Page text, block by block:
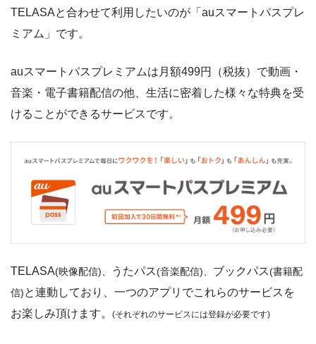
他の配信動画サービスではプラン内に入っていなかった
過去のドラマ作品を視聴することができた
TELASAと合わせて利用したいのが「auスマートパスプレ
ミアム」です。
auスマートパスプレミアムは月額499円（税抜）で動画・
音楽・電子書籍配信の他、生活に密着した様々な特典を受
けることができるサービスです。
TELASA(映像配信)、 うたパス(音楽配信)、 ブックパス(書籍配
信)と連動しており、一つのアプリでこれらのサービスを
お楽しみ頂けます。
(それぞれのサービスには登録が必要です)